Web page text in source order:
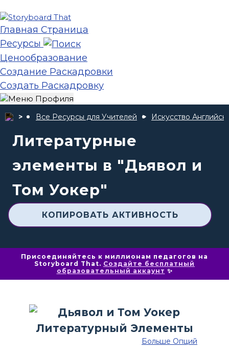
Главная Страница
Ресурсы
Ценообразование
Создание Раскадровки
Создать Раскадровку
Все Ресурсы для Учителей Искусство
Литературные
элементы в "Дьявол и
Том Уокер"
КОПИРОВАТЬ АКТИВНОСТЬ
Присоединяйтесь к миллионам педагогов на
Storyboard That. Создайте бесплатный
образовательный аккаунт ✨
Больше Опций